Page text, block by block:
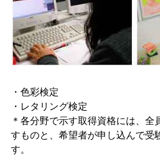
・色彩検定
・レタリング検定
＊各分野で示す取得資格には、全
すものと、希望者が申し込んで受
す。